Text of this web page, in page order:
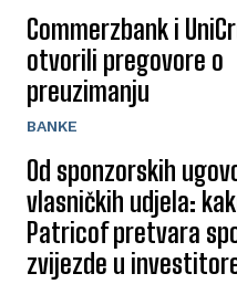
Commerzbank i
otvorili pregovore o
preuzimanju
BANKE
Od sponzorskih
vlasničkih udjela:
Patricof pretvara
zvijezde u